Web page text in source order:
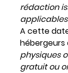
rédaction
A cette
physiques
gratuit ou